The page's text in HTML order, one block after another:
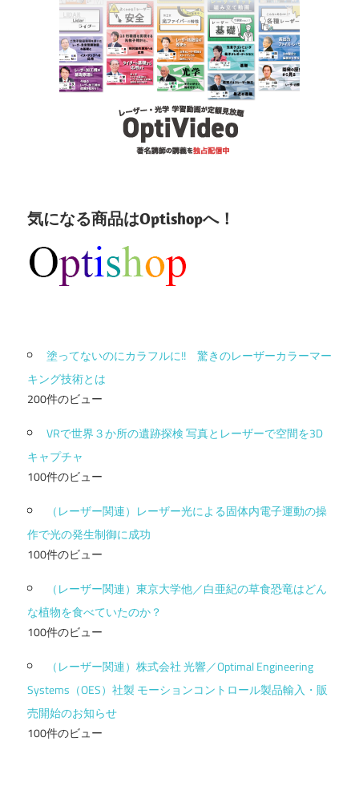
気になる商品はOptishopへ！
塗ってないのにカラフルに!! 驚きのレーザーカラーマー
キング技術とは
200件のビュー
VRで世界３か所の遺跡探検 写真とレーザーで空間を3D
キャプチャ
100件のビュー
（レーザー関連）レーザー光による固体内電子運動の操
作で光の発生制御に成功
100件のビュー
（レーザー関連）東京大学他／白亜紀の草食恐竜はどん
な植物を食べていたのか？
100件のビュー
（レーザー関連）株式会社 光響／Optimal Engineering
Systems（OES）社製 モーションコントロール製品輸入・販
売開始のお知らせ
100件のビュー